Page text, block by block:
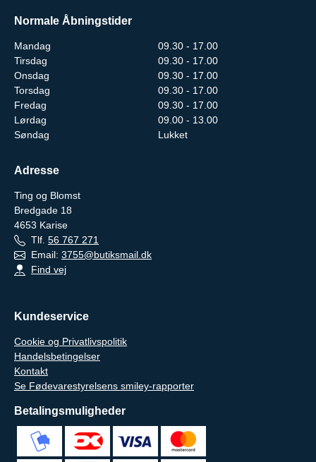
Normale Åbningstider
Mandag
09.30 - 17.00
Tirsdag
09.30 - 17.00
Onsdag
09.30 - 17.00
Torsdag
09.30 - 17.00
Fredag
09.30 - 17.00
Lørdag
09.00 - 13.00
Søndag
Lukket
Adresse
Ting og Blomst
Bredgade 18
4653 Karise
Tlf. 56 767 271
Email: 3755@butiksmail.dk
Find vej
Kundeservice
Cookie og Privatlivspolitik
Handelsbetingelser
Kontakt
Se Fødevarestyrelsens smiley-rapporter
Betalingsmuligheder